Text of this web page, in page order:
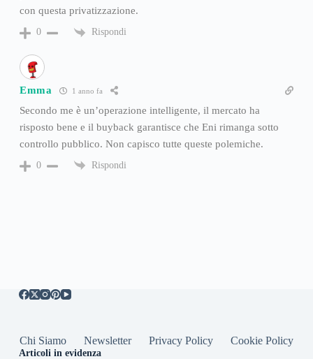
con questa privatizzazione.
0 Rispondi
Emma 1 anno fa
Secondo me è un’operazione intelligente, il mercato ha
risposto bene e il buyback garantisce che Eni rimanga sotto
controllo pubblico. Non capisco tutte queste polemiche.
0 Rispondi
Chi Siamo Newsletter Privacy Policy Cookie Policy
Articoli in evidenza